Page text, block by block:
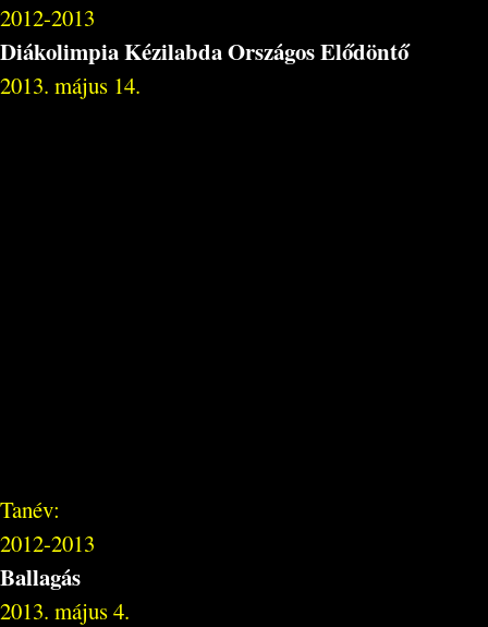
2012-2013
Diákolimpia Kézilabda Országos Elődöntő
2013. május 14.
Tanév:
2012-2013
Ballagás
2013. május 4.